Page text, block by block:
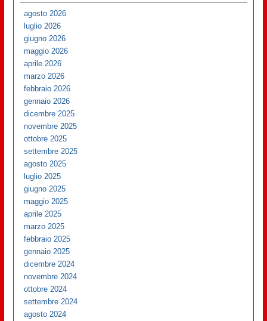
agosto 2026
luglio 2026
giugno 2026
maggio 2026
aprile 2026
marzo 2026
febbraio 2026
gennaio 2026
dicembre 2025
novembre 2025
ottobre 2025
settembre 2025
agosto 2025
luglio 2025
giugno 2025
maggio 2025
aprile 2025
marzo 2025
febbraio 2025
gennaio 2025
dicembre 2024
novembre 2024
ottobre 2024
settembre 2024
agosto 2024